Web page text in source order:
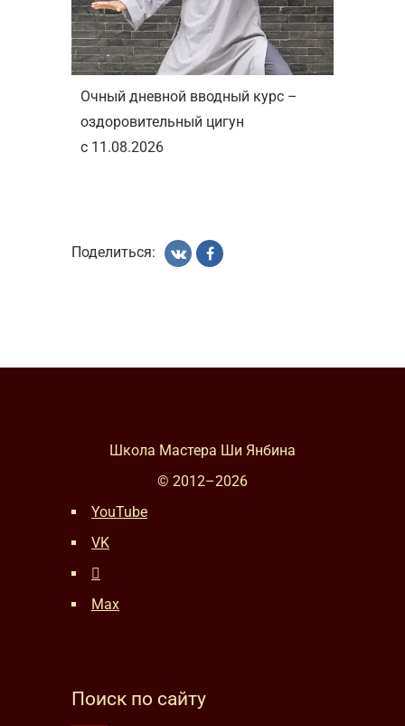
Очный дневной вводный курс –
оздоровительный цигун
с 11.08.2026
Поделиться:
Школа Мастера Ши Янбина
© 2012–2026
YouTube
VK
Max
Поиск по сайту